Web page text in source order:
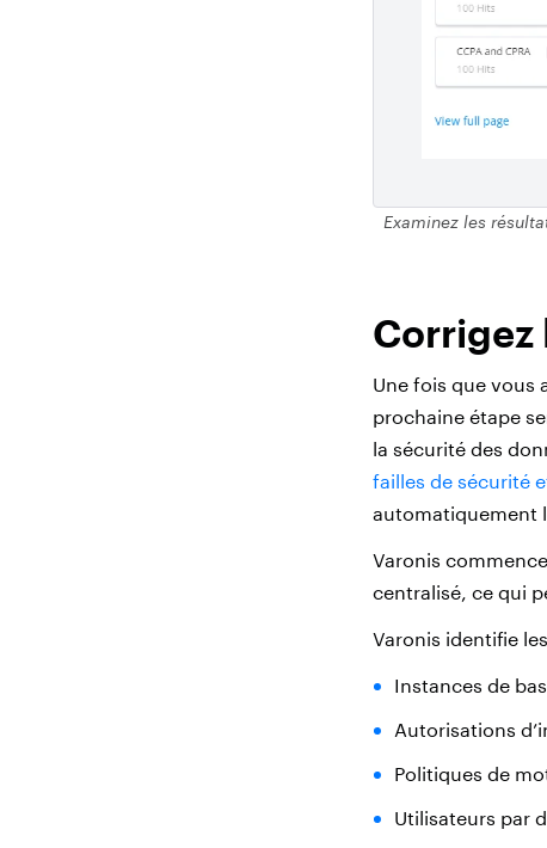
Examinez les
Corrigez
Une fois que vous
prochaine étape
la sécurité des
failles de sécurité
automatiquement
Varonis
centralisé, ce qui
Varonis identifie
Instances de
Autorisations
Politiques de
Utilisateurs par